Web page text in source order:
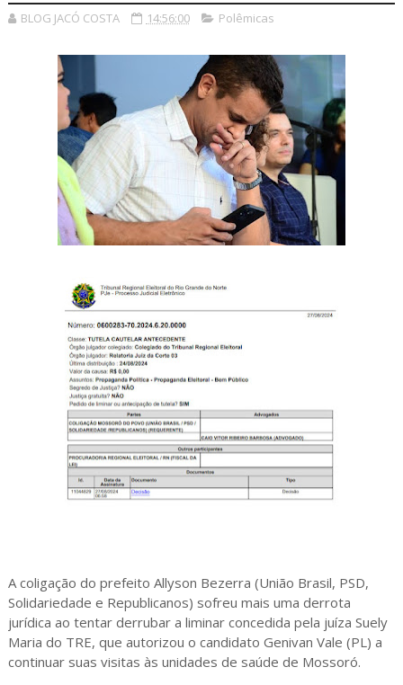
BLOG JACÓ COSTA 14:56:00 Polêmicas
A coligação do prefeito Allyson Bezerra (União Brasil, PSD,
Solidariedade e Republicanos) sofreu mais uma derrota
jurídica ao tentar derrubar a liminar concedida pela juíza Suely
Maria do TRE, que autorizou o candidato Genivan Vale (PL) a
continuar suas visitas às unidades de saúde de Mossoró.